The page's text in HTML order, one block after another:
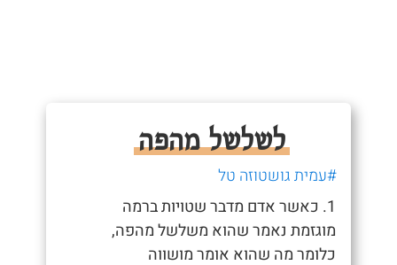
לשלשל מהפה
#עמית גושטוזה טל
1. כאשר אדם מדבר שטויות ברמה
מוגזמת נאמר שהוא משלשל מהפה,
כלומר מה שהוא אומר מושווה